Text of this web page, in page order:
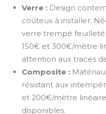
Verre : Design
coûteux à installer.
verre trempé feuilleté
150€ et 300€/mètre
attention aux traces
Composite :
résistant aux
et 200€/mètre
disponibles.